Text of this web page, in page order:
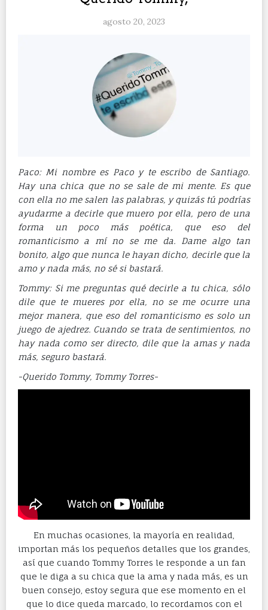
agosto 20, 2023
Paco: Mi nombre es Paco y te escribo de Santiago.
Hay una chica que no se sale de mi mente. Es que
con ella no me salen las palabras, y quizás tú podrías
ayudarme a decirle que muero por ella, pero de una
forma un poco más poética, que eso del
romanticismo a mí no se me da. Dame algo tan
bonito, algo que nunca le hayan dicho, decirle que la
amo y nada más, no sé si bastará.
Tommy: Si me preguntas qué decirle a tu chica, sólo
dile que te mueres por ella, no se me ocurre una
mejor manera, que eso del romanticismo es solo un
juego de ajedrez. Cuando se trata de sentimientos, no
hay nada como ser directo, dile que la amas y nada
más, seguro bastará.
-Querido Tommy, Tommy Torres-
En muchas ocasiones, la mayoría en realidad,
importan más los pequeños detalles que los grandes,
así que cuando Tommy Torres le responde a un fan
que le diga a su chica que la ama y nada más, es un
buen consejo, estoy segura que ese momento en el
que lo dice queda marcado, lo recordamos con el